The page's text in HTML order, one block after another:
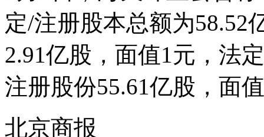
定/注册股本总额为58.52
2.91亿股，面值1元，法
注册股份55.61亿股，面
北京商报